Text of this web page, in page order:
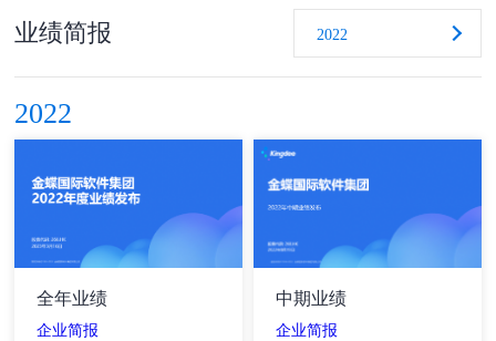
业绩简报 2022
2022
全年业绩
企业简报
中期业绩
企业简报